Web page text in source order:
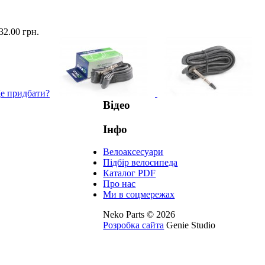
грн.
придбати?
Відео
Інфо
Велоаксесуари
Підбір велосипеда
Каталог PDF
Про нас
Ми в соцмережах
Neko Parts © 2026
Розробка сайта Genie Studio